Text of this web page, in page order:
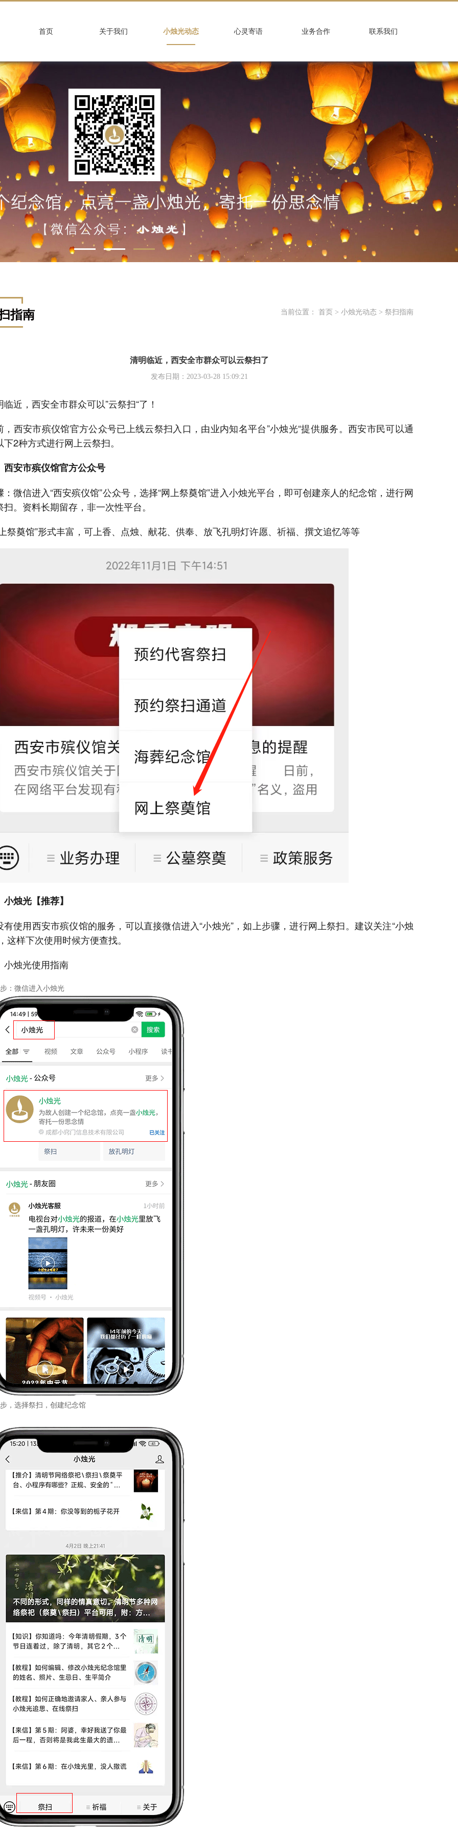
首页 关于我们 小烛光动态 心灵寄语 业务合作 联系我们
指南 当前位置： 首页 > 小烛光动态 > 祭扫指南
清明临近，西安全市群众可以云祭扫了
发布日期：2023-03-28 15:09:21
临近，西安全市群众可以”云祭扫“了！
，西安市殡仪馆官方公众号已上线云祭扫入口，由业内知名平台”小烛光“提供服务。西安市民可以通
下2种方式进行网上云祭扫。
西安市殡仪馆官方公众号
：微信进入“西安殡仪馆”公众号，选择“网上祭奠馆”进入小烛光平台，即可创建亲人的纪念馆，进行网
扫。资料长期留存，非一次性平台。
祭奠馆”形式丰富，可上香、点烛、献花、供奉、放飞孔明灯许愿、祈福、撰文追忆等等
小烛光【推荐】
有使用西安市殡仪馆的服务，可以直接微信进入“小烛光”，如上步骤，进行网上祭扫。建议关注“小烛
这样下次使用时候方便查找。
小烛光使用指南
：微信进入小烛光
，选择祭扫，创建纪念馆